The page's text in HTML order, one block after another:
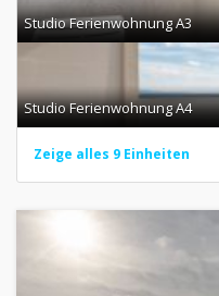
Studio Ferienwohnung A3
Studio Ferienwohnung A4
Zeige alles 9 Einheiten